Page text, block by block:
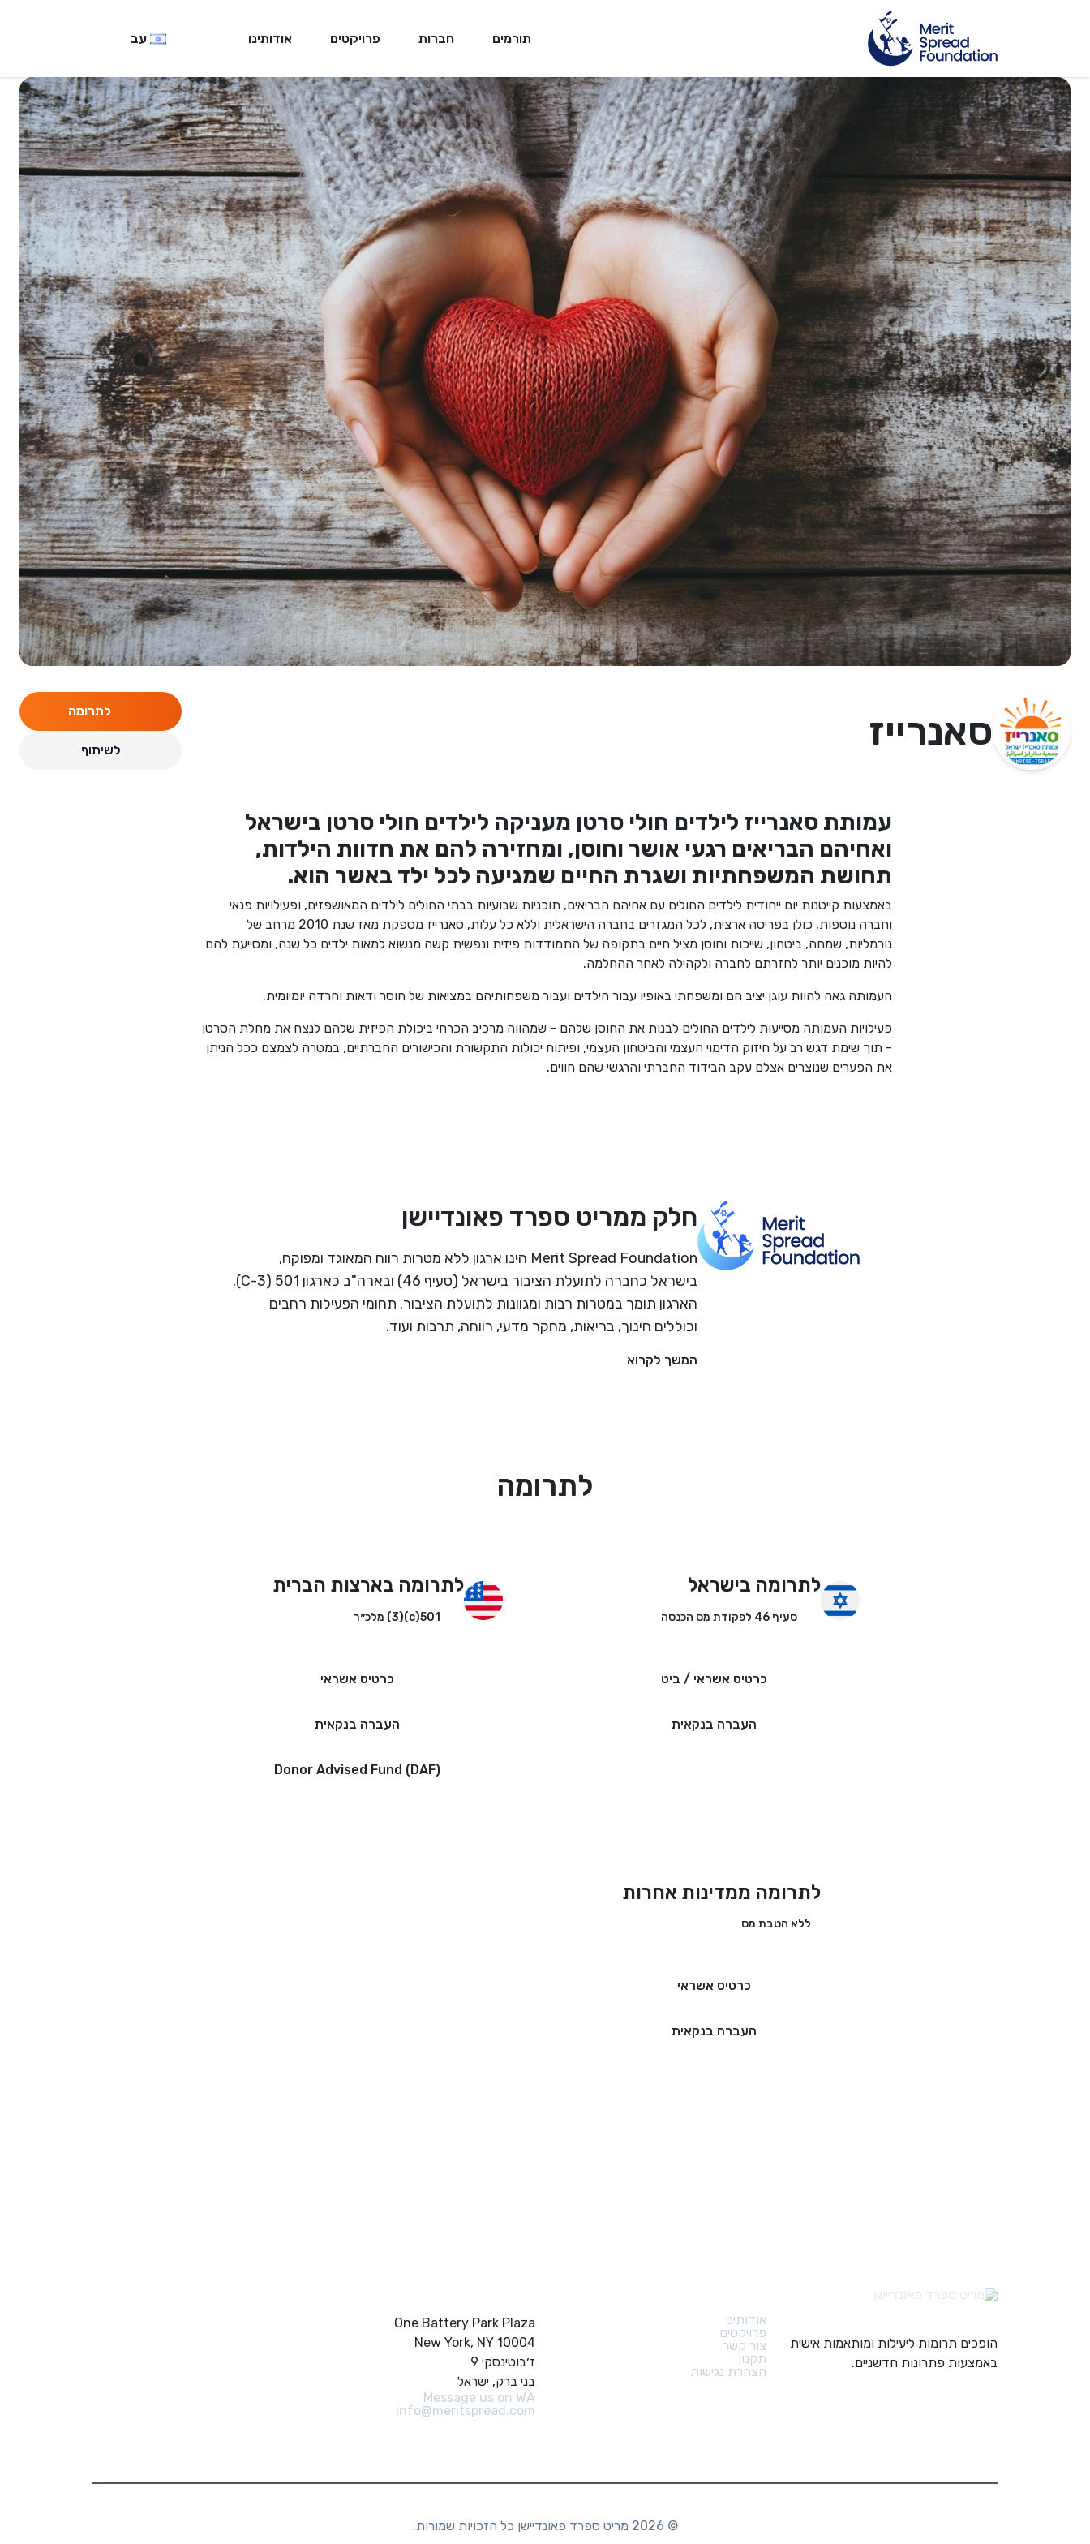
תורמים חברות פרויקטים אודותינו עב
סאנרייז לתרומה
לשיתוף
עמותת סאנרייז לילדים חולי סרטן מעניקה לילדים חולי סרטן בישראל
ואחיהם הבריאים רגעי אושר וחוסן, ומחזירה להם את חדוות הילדות,
תחושת המשפחתיות ושגרת החיים שמגיעה לכל ילד באשר הוא.
באמצעות קייטנות יום ייחודית לילדים החולים עם אחיהם הבריאים, תוכניות שבועיות בבתי החולים לילדים המאושפזים, ופעילויות פנאי
וחברה נוספות, כולן בפריסה ארצית, לכל המגזרים בחברה הישראלית וללא כל עלות
, סאנרייז מספקת מאז שנת 2010 מרחב של
נורמליות, שמחה, ביטחון, שייכות וחוסן מציל חיים בתקופה של התמודדות פיזית ונפשית קשה מנשוא למאות ילדים כל שנה, ומסייעת להם
להיות מוכנים יותר לחזרתם לחברה ולקהילה לאחר ההחלמה.
העמותה גאה להוות עוגן יציב חם ומשפחתי באופיו עבור הילדים ועבור משפחותיהם במציאות של חוסר ודאות וחרדה יומיומית.
פעילויות העמותה מסייעות לילדים החולים לבנות את החוסן שלהם - שמהווה מרכיב הכרחי ביכולת הפיזית שלהם לנצח את מחלת הסרטן
- תוך שימת דגש רב על חיזוק הדימוי העצמי והביטחון העצמי, ופיתוח יכולות התקשורת והכישורים החברתיים, במטרה לצמצם ככל הניתן
את הפערים שנוצרים אצלם עקב הבידוד החברתי והרגשי שהם חווים.
חלק ממריט ספרד פאונדיישן
Merit Spread Foundation הינו ארגון ללא מטרות רווח המאוגד ומפוקח,
בישראל כחברה לתועלת הציבור בישראל (סעיף 46) ובארה"ב כארגון 501 (C-3).
הארגון תומך במטרות רבות ומגוונות לתועלת הציבור. תחומי הפעילות רחבים
וכוללים חינוך, בריאות, מחקר מדעי, רווחה, תרבות ועוד.
המשך לקרוא
לתרומה
לתרומה בישראל
סעיף 46 לפקודת מס הכנסה
כרטיס אשראי / ביט
העברה בנקאית
לתרומה בארצות הברית
501(c)(3) מלכ״ר
כרטיס אשראי
העברה בנקאית
Donor Advised Fund (DAF)
לתרומה ממדינות אחרות
ללא הטבת מס
כרטיס אשראי
העברה בנקאית
הופכים תרומות ליעילות ומותאמות אישית
באמצעות פתרונות חדשניים.
אודותינו
פרויקטים
צור קשר
תקנון
הצהרת נגישות
One Battery Park Plaza
New York, NY 10004
ז׳בוטינסקי 9
בני ברק, ישראל
Message us on WA
info@meritspread.com
© 2026 מריט ספרד פאונדיישן כל הזכויות שמורות.